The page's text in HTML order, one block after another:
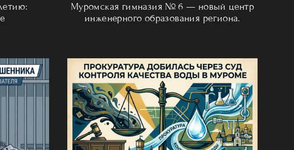
Муромская гимназия № 6 — новый центр
инженерного образования региона.